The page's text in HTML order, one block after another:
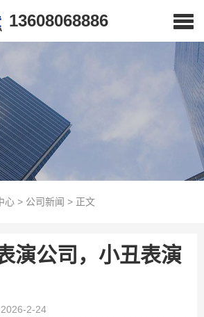
13608068886
心> 公司新闻 > 正文
演公司，小丑表演
2-24